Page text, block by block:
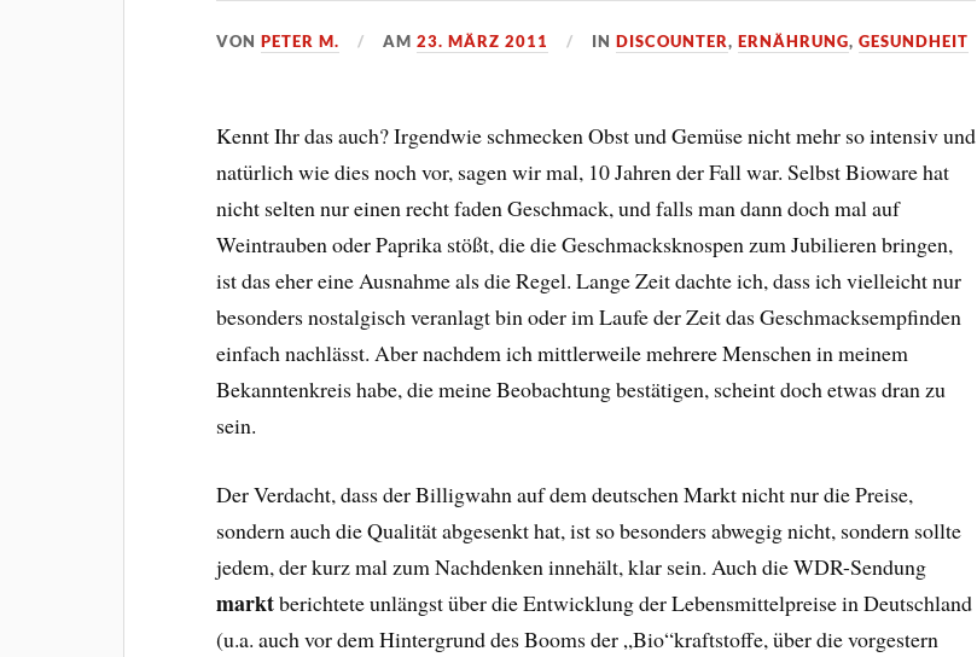
VONPETER M. AM23. MÄRZ 2011 INDISCOUNTER,ERNÄHRUNG,GESUNDHEIT
Kennt Ihr das auch? Irgendwie schmecken Obst und Gemüse nicht mehr so intensiv und
natürlich wie dies noch vor, sagen wir mal, 10 Jahren der Fall war. Selbst Bioware hat
nicht selten nur einen recht faden Geschmack, und falls man dann doch mal auf
Weintrauben oder Paprika stößt, die die Geschmacksknospen zum Jubilieren bringen,
ist das eher eine Ausnahme als die Regel. Lange Zeit dachte ich, dass ich vielleicht nur
besonders nostalgisch veranlagt bin oder im Laufe der Zeit das Geschmacksempfinden
einfach nachlässt. Aber nachdem ich mittlerweile mehrere Menschen in meinem
Bekanntenkreis habe, die meine Beobachtung bestätigen, scheint doch etwas dran zu
sein.
Der Verdacht, dass der Billigwahn auf dem deutschen Markt nicht nur die Preise,
sondern auch die Qualität abgesenkt hat, ist so besonders abwegig nicht, sondern sollte
jedem, der kurz mal zum Nachdenken innehält, klar sein. Auch die WDR-Sendung
marktberichtete unlängst über die Entwicklung der Lebensmittelpreise in Deutschland
(u.a. auch vor dem Hintergrund des Booms der „Bio“kraftstoffe, über die vorgestern